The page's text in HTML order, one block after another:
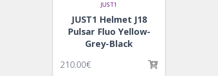
JUST1
JUST1 Helmet J18
Pulsar Fluo Yellow-
Grey-Black
210.00€